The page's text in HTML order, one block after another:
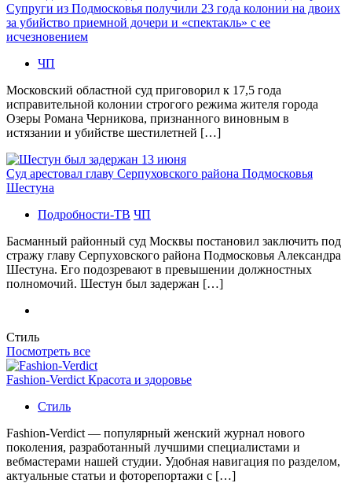
Супруги из Подмосковья получили 23 года колонии на двоих
за убийство приемной дочери и «спектакль» с ее
исчезновением
ЧП
Московский областной суд приговорил к 17,5 года
исправительной колонии строгого режима жителя города
Озеры Романа Черникова, признанного виновным в
истязании и убийстве шестилетней […]
Суд арестовал главу Серпуховского района Подмосковья
Шестуна
Подробности-ТВ ЧП
Басманный районный суд Москвы постановил заключить под
стражу главу Серпуховского района Подмосковья Александра
Шестуна. Его подозревают в превышении должностных
полномочий. Шестун был задержан […]
Стиль
Посмотреть все
Fashion-Verdict Красота и здоровье
Стиль
Fashion-Verdict — популярный женский журнал нового
поколения, разработанный лучшими специалистами и
вебмастерами нашей студии. Удобная навигация по разделом,
актуальные статьи и фоторепортажи с […]